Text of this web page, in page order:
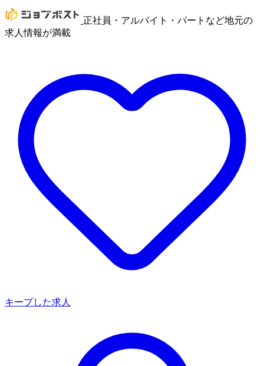
正社員・アルバイト・パートなど地元の
求人情報が満載
キープした求人